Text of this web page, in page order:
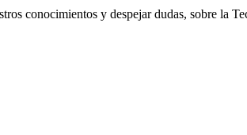
conocimientos y despejar dudas, sobre la